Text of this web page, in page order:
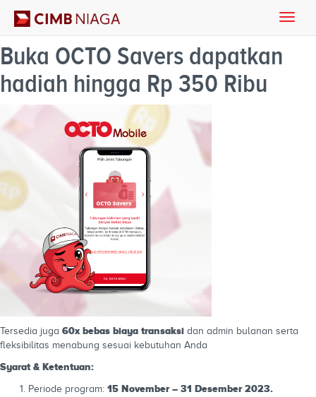
Toggle
Buka OCTO Savers dapatkan
hadiah hingga Rp 350 Ribu
Tersedia juga 60x bebas biaya transaksi dan admin bulanan serta
fleksibilitas menabung sesuai kebutuhan Anda
Syarat & Ketentuan:
Periode program: 15 November – 31 Desember 2023.